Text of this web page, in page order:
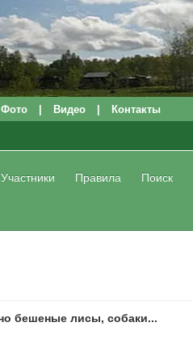
Фото Видео Контакты
Участники Правила Поиск
бешеные лисы, собаки...